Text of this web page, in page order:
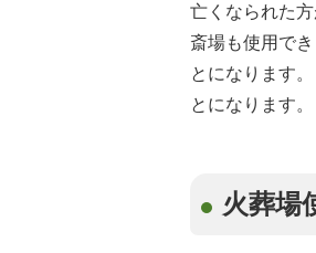
亡くなられた
斎場も使用で
とになります
とになります。
火葬場